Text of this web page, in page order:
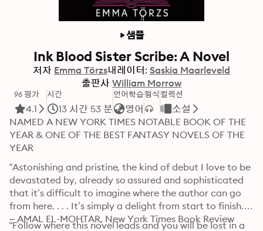
샘플
Ink Blood Sister Scribe: A Novel
저자 Emma Törzs내레이터: Saskia Maarleveld
출판사 William Morrow
96 평가
4.1
시간
13 시간 53 분
언어학습
영어
형식 컬렉션
소설
NAMED A NEW YORK TIMES NOTABLE BOOK OF THE
YEAR & ONE OF THE BEST FANTASY NOVELS OF THE
YEAR
“Astonishing and pristine, the kind of debut I love to be
devastated by, already so assured and sophisticated
that it’s difficult to imagine where the author can go
from here. . . . It’s simply a delight from start to finish.”
“Follow where this novel leads and you will be lost in a